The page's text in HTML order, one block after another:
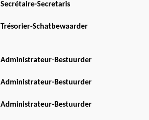
Secrétaire-Secretaris
Trésorier-Schatbewaarder
Administrateur-Bestuurder
Administrateur-Bestuurder
Administrateur-Bestuurder